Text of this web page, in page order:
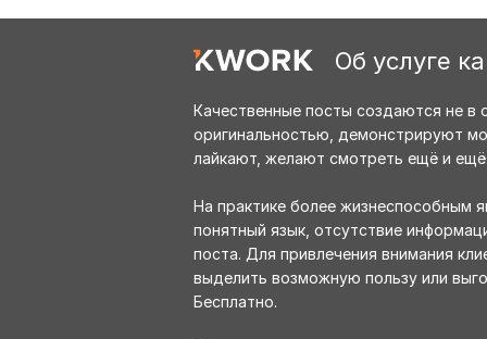
Об услуге
Качественные посты создаются не
оригинальностью, демонстрируют
лайкают, желают смотреть ещё и ещё.
На практике более жизнеспособным
понятный язык, отсутствие
поста. Для привлечения внимания
выделить возможную пользу или
Бесплатно.